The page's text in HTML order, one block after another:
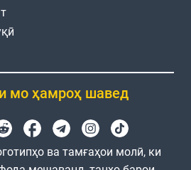
мо ҳамроҳ шавед
ва тамғаҳои молӣ, ки